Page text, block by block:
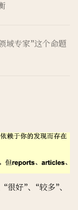
域专家”这个命题
很好”、“较多”、